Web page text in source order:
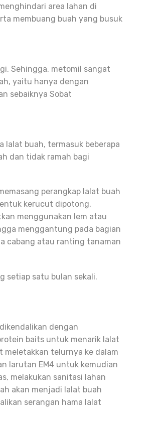
area lahan di
membuang buah yang busuk
Sehingga, metomil sangat
yaitu hanya dengan
sebaiknya Sobat
lalat buah, termasuk beberapa
dan tidak ramah bagi
perangkap lalat buah
kerucut dipotong,
menggunakan lem atau
menggantung pada bagian
cabang atau ranting tanaman
setiap satu bulan sekali.
dengan
baits untuk menarik lalat
meletakkan telurnya ke dalam
larutan EM4 untuk kemudian
melakukan sanitasi lahan
akan menjadi lalat buah
serangan hama lalat